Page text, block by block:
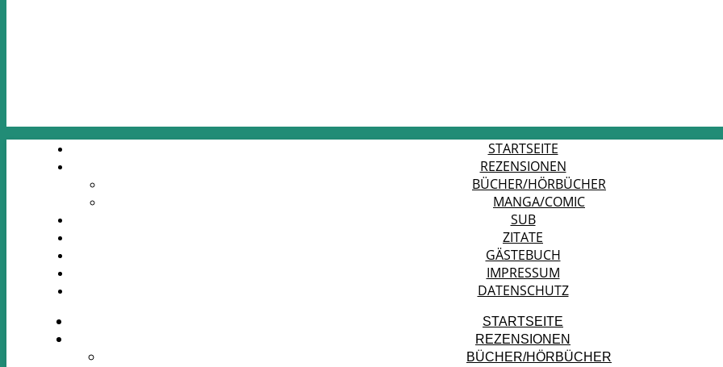
STARTSEITE
REZENSIONEN
BÜCHER/HÖRBÜCHER
MANGA/COMIC
SUB
ZITATE
GÄSTEBUCH
IMPRESSUM
DATENSCHUTZ
STARTSEITE
REZENSIONEN
BÜCHER/HÖRBÜCHER